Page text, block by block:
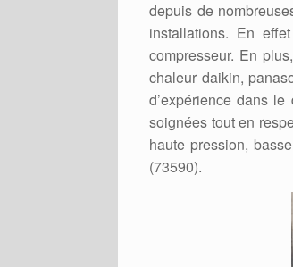
depuis de
installations. En
compresseur. En
chaleur daikin,
d’expérience dans
soignées tout en
haute pression,
(73590).